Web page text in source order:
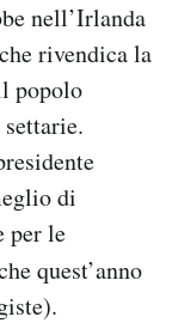
nell’Irlanda
rivendica la
popolo
di
per le
quest’anno